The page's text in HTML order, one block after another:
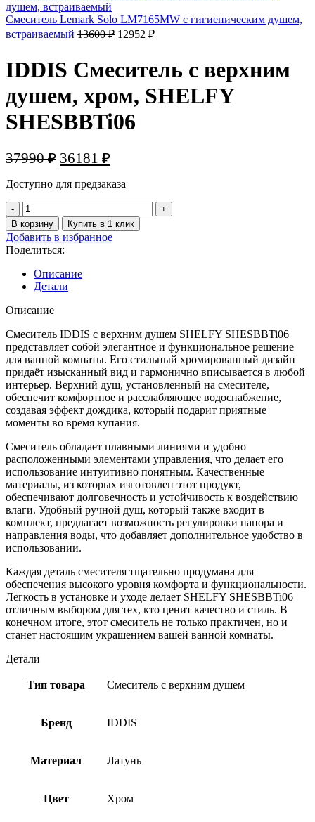
Смеситель Lemark Solo LM7165MW с гигиеническим душем,
встраиваемый 13600₽ Первоначальная
13600 ₽.
12952 ₽Текущая
IDDIS Смеситель с верхним
душем, хром, SHELFY
SHESBBTi06
37990₽ Первоначальная
составляла
37990 ₽.
36181 ₽Текущая
36181 ₽.
Доступно для предзаказа
Количество
товара
IDDIS
Смеситель
с
верхним
душем,
хром,
SHELFY
В корзину Купить в 1 клик
Добавить в избранное
Поделиться:
Описание
Детали
Описание
Смеситель IDDIS с верхним душем SHELFY SHESBBTi06
представляет собой элегантное и функциональное решение
для ванной комнаты. Его стильный хромированный дизайн
придаёт изысканный вид и гармонично вписывается в любой
интерьер. Верхний душ, установленный на смесителе,
обеспечит комфортное и расслабляющее водоснабжение,
создавая эффект дождика, который подарит приятные
моменты во время купания.
Смеситель обладает плавными линиями и удобно
расположенными элементами управления, что делает его
использование интуитивно понятным. Качественные
материалы, из которых изготовлен этот продукт,
обеспечивают долговечность и устойчивость к воздействию
влаги. Удобный ручной душ, который также входит в
комплект, предлагает возможность регулировки напора и
направления воды, что добавляет дополнительное удобство в
использовании.
Каждая деталь смесителя тщательно продумана для
обеспечения высокого уровня комфорта и функциональности.
Легкость в установке и уходе делает SHELFY SHESBBTi06
отличным выбором для тех, кто ценит качество и стиль. В
конечном итоге, этот смеситель не только практичен, но и
станет настоящим украшением вашей ванной комнаты.
Детали
Тип товара Смеситель с верхним душем
Бренд IDDIS
Материал Латунь
Цвет Хром